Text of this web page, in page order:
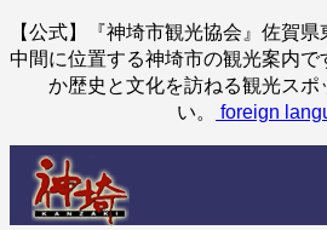
【公式】『神埼市観光協会』佐賀
中間に位置する神埼市の観光案内
か歴史と文化を訪ねる観光スポ
い。
foreign